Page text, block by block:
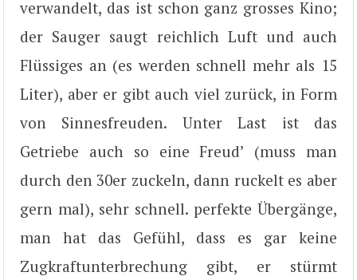
verwandelt, das ist schon ganz grosses Kino;
der Sauger saugt reichlich Luft und auch
Flüssiges an (es werden schnell mehr als 15
Liter), aber er gibt auch viel zurück, in Form
von Sinnesfreuden. Unter Last ist das
Getriebe auch so eine Freud’ (muss man
durch den 30er zuckeln, dann ruckelt es aber
gern mal), sehr schnell. perfekte Übergänge,
man hat das Gefühl, dass es gar keine
Zugkraftunterbrechung gibt, er stürmt